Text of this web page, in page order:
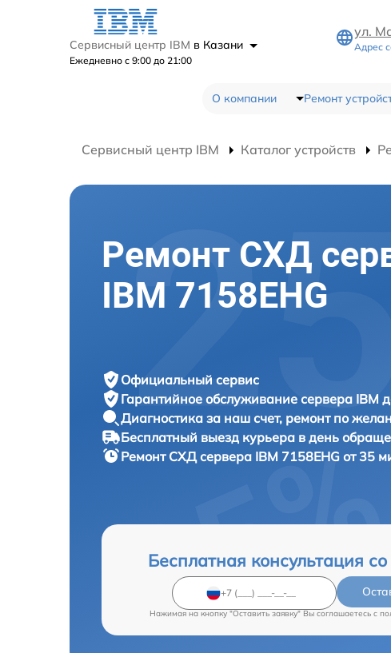
Сервисный центр IBM в Казани
Ежедневно с 9:00 до 21:00
ул.
Адрес
О компании Ремонт
Сервисный центр IBM Каталог устройств
Ремонт СХД
IBM 7158EHG
Официальный сервис
Гарантийное обслуживание сервера IBM
Диагностика за наш счет, ремонт по
Бесплатный выезд курьера в день
Ремонт СХД сервера IBM 7158EHG от 35
Бесплатная консультация
Нажимая на кнопку "Оставить заявку" Вы соглашаетесь c